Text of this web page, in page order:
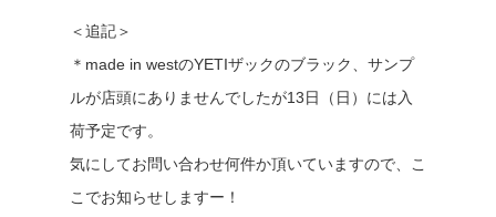
＜追記＞
＊made in westのYETIザックのブラック、サンプ
ルが店頭にありませんでしたが13日（日）には入
荷予定です。
気にしてお問い合わせ何件か頂いていますので、こ
こでお知らせしますー！